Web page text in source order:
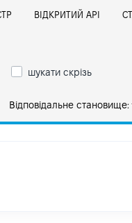
ВІДКРИТИЙ АРІ
шукати скрізь
Відповідальне становище: